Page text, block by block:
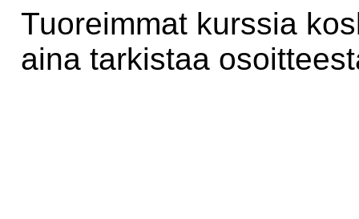
Tuoreimmat kurssia
aina tarkistaa